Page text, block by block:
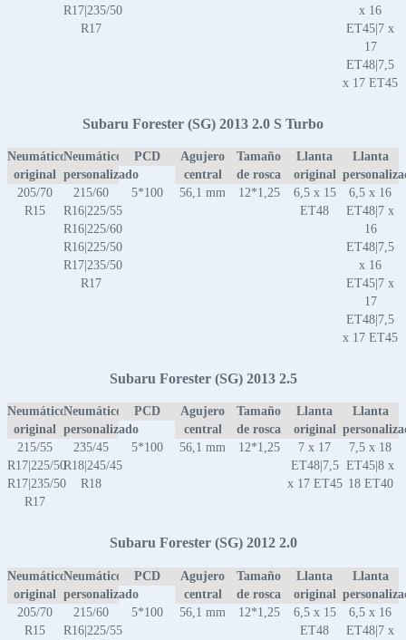
R17|235/50
R17
x 16
ET45|7 x
17
ET48|7,5
x 17 ET45
Subaru Forester (SG) 2013 2.0 S Turbo
Neumático
original
Neumático
personalizado
PCD
Agujero
central
Tamaño
de rosca
Llanta
original
Llanta
205/70
R15
215/60
R16|225/55
R16|225/60
R16|225/50
R17|235/50
R17
5*100 56,1 mm 12*1,25
6,5 x 15
ET48
6,5 x 16
ET48|7 x
16
ET48|7,5
x 16
ET45|7 x
17
ET48|7,5
x 17 ET45
Subaru Forester (SG) 2013 2.5
Neumático
original
Neumático
personalizado
PCD
Agujero
central
Tamaño
de rosca
Llanta
original
Llanta
215/55
R17|225/50
R17|235/50
R17
235/45
R18|245/45
R18
5*100 56,1 mm 12*1,25
7 x 17
ET48|7,5
x 17 ET45
7,5 x 18
ET45|8 x
18 ET40
Subaru Forester (SG) 2012 2.0
Neumático
original
Neumático
personalizado
PCD
Agujero
central
Tamaño
de rosca
Llanta
original
Llanta
205/70
R15
215/60
R16|225/55
5*100 56,1 mm 12*1,25
6,5 x 15
ET48
6,5 x 16
ET48|7 x